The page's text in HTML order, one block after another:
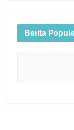
Berita